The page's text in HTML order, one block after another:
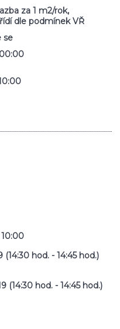
za 1 m2/rok,
dle podmínek VŘ
se
10:00
(14:30 hod. - 14:45 hod.)
(14:30 hod. - 14:45 hod.)